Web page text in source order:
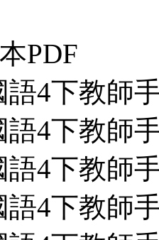
PDF
語4下教師
語4下教師
語4下教師
語4下教師